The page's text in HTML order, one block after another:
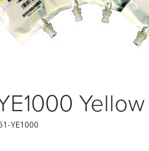
Yellow
YE1000